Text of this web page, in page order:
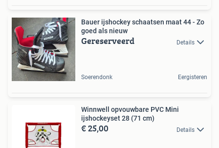
Bauer ijshockey schaatsen maat 44 - Zo
goed als nieuw
Gereserveerd Details
Soerendonk Eergisteren
Winnwell opvouwbare PVC Mini
ijshockeyset 28 (71 cm)
€ 25,00 Details